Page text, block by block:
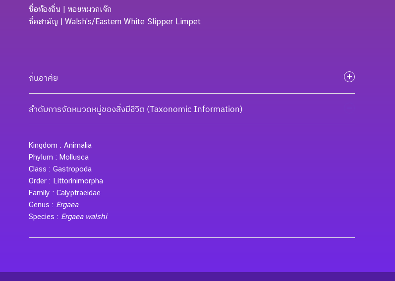
ชื่อท้องถิ่น | หอยหมวกเจ๊ก
ชื่อสามัญ | Walsh's/Eastern White Slipper Limpet
ถิ่นอาศัย
ลำดับการจัดหมวดหมู่ของสิ่งมีชีวิต (Taxonomic Information)
Kingdom : Animalia
Phylum : Mollusca
Class : Gastropoda
Order : Littorinimorpha
Family : Calyptraeidae
Genus : Ergaea
Species : Ergaea walshi